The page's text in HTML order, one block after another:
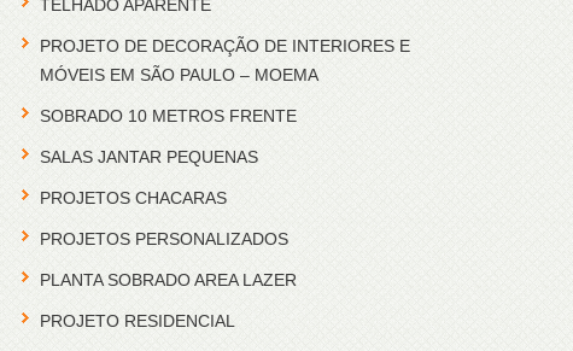
TELHADO APARENTE
PROJETO DE DECORAÇÃO DE INTERIORES E
MÓVEIS EM SÃO PAULO – MOEMA
SOBRADO 10 METROS FRENTE
SALAS JANTAR PEQUENAS
PROJETOS CHACARAS
PROJETOS PERSONALIZADOS
PLANTA SOBRADO AREA LAZER
PROJETO RESIDENCIAL